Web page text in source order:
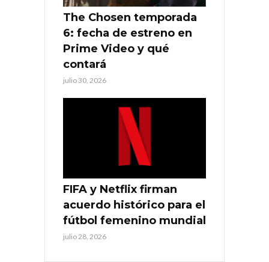
The Chosen temporada
6: fecha de estreno en
Prime Video y qué
contará
julio 30, 2026
FIFA y Netflix firman
acuerdo histórico para el
fútbol femenino mundial
julio 28, 2026